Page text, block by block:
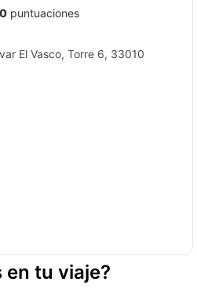
puntuaciones
El Vasco, Torre 6, 33010
tu viaje?